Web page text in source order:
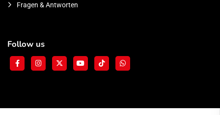
Fragen & Antworten
Follow us